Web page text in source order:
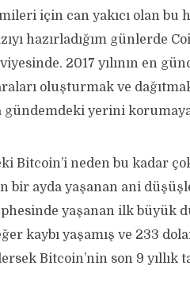
için can yakıcı olan bu
hazırladığım günlerde
2017 yılının en
oluşturmak ve
gündemdeki yerini
Bitcoin’i neden bu kadar
bir ayda yaşanan ani
yaşanan ilk büyük
kaybı yaşamış ve 233
Bitcoin’nin son 9